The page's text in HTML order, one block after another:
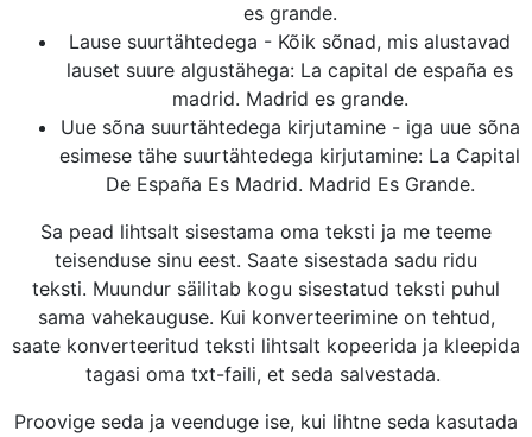
es grande.
Lause suurtähtedega - Kõik sõnad, mis alustavad
lauset suure algustähega: La capital de españa es
madrid. Madrid es grande.
Uue sõna suurtähtedega kirjutamine - iga uue sõna
esimese tähe suurtähtedega kirjutamine: La Capital
De España Es Madrid. Madrid Es Grande.
Sa pead lihtsalt sisestama oma teksti ja me teeme
teisenduse sinu eest. Saate sisestada sadu ridu
teksti. Muundur säilitab kogu sisestatud teksti puhul
sama vahekauguse. Kui konverteerimine on tehtud,
saate konverteeritud teksti lihtsalt kopeerida ja kleepida
tagasi oma txt-faili, et seda salvestada.
Proovige seda ja veenduge ise, kui lihtne seda kasutada